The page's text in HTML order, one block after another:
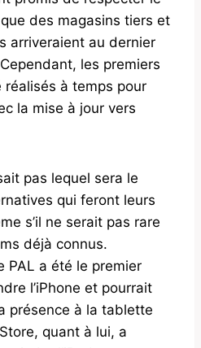
des magasins tiers et
arriveraient au dernier
les premiers
à temps pour
la mise à jour vers
pas lequel sera le
qui feront leurs
s’il ne serait pas rare
déjà connus.
PAL a été le premier
l’iPhone et pourrait
présence à la tablette
quant à lui, a